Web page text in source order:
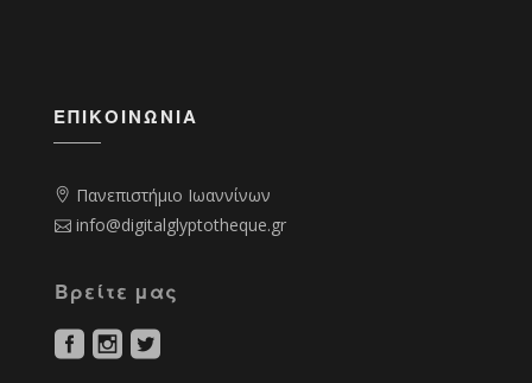
ΕΠΙΚΟΙΝΩΝΊΑ
Πανεπιστήμιο Ιωαννίνων
info@digitalglyptotheque.gr
Βρείτε μας